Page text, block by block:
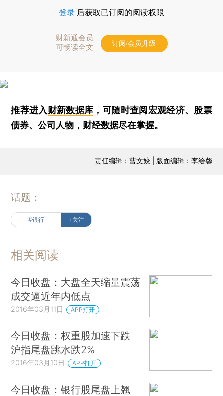
登录 后获取已订阅的阅读权限
财新通会员
可畅读全文
订阅/会员升级
推荐进入财新数据库 ，可随时查阅宏观经济、股票
债券、公司人物，财经数据尽在掌握。
责任编辑：曹文姣 | 版面编辑：李绘馨
话题：
#银行 +关注
相关阅读
今日收盘：大盘全天缩量震荡
成交逼近年内低点
2016年03月11日 APP打开
今日收盘：权重股加速下跌
沪指尾盘跳水跌2%
2016年03月10日 APP打开
今日收盘：银行股尾盘上翘